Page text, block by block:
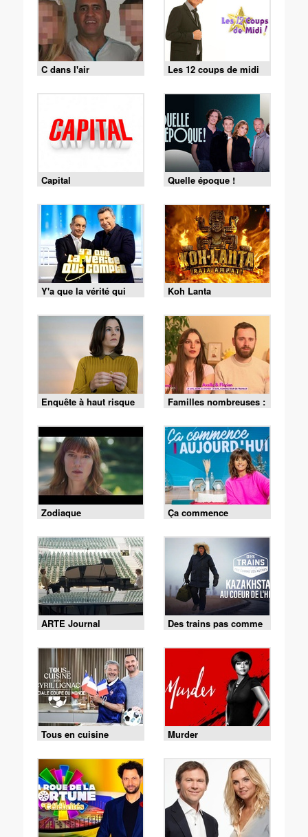
C dans l'air Les 12 coups de midi
Capital Quelle époque !
Y'a que la vérité qui
compte
Koh Lanta
Enquête à haut risque Familles nombreuses :
la vie en XXL
Zodiaque Ça commence
aujourd'hui
ARTE Journal Des trains pas comme
les autres
Tous en cuisine Murder